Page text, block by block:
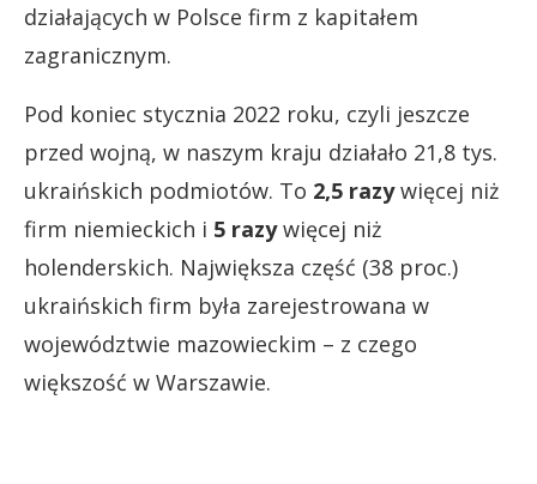
działających w Polsce firm z kapitałem
zagranicznym.
Pod koniec stycznia 2022 roku, czyli jeszcze
przed wojną, w naszym kraju działało 21,8 tys.
ukraińskich podmiotów. To 2,5 razywięcej niż
firm niemieckich i 5 razywięcej niż
holenderskich. Największa część (38 proc.)
ukraińskich firm była zarejestrowana w
województwie mazowieckim – z czego
większość w Warszawie.